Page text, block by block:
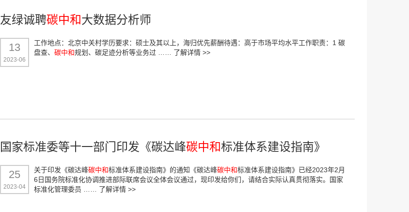
友绿诚聘碳中和大数据分析师
13
2023-06
工作地点：北京中关村学历要求：硕士及其以上，海归优先薪酬待遇：高于市场平均水平工作职责：1 碳
盘查、碳中和规划、碳足迹分析等业务过 …… 了解详情 >>
国家标准委等十一部门印发《碳达峰碳中和标准体系建设指南》
25
2023-04
关于印发《碳达峰碳中和标准体系建设指南》的通知《碳达峰碳中和标准体系建设指南》已经2023年2月
6日国务院标准化协调推进部际联席会议全体会议通过，现印发给你们，请结合实际认真贯彻落实。国家
标准化管理委员 …… 了解详情 >>